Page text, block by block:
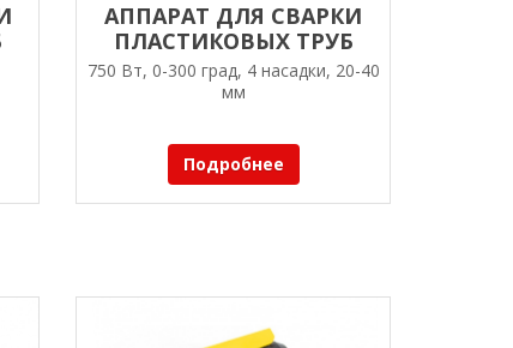
АППАРАТ ДЛЯ СВАРКИ
ПЛАСТИКОВЫХ ТРУБ
DENZEL DWP-750
750 Вт, 0-300 град, 4 насадки, 20-40
мм
Подробнее